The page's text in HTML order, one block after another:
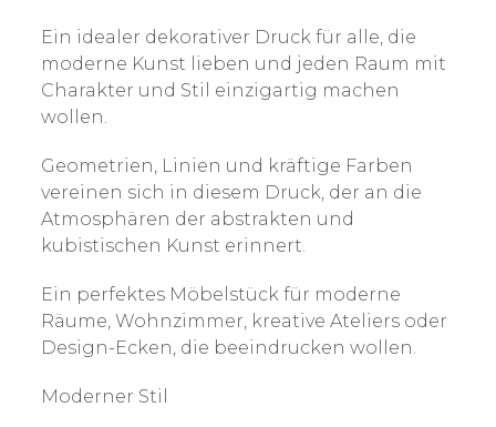
Ein idealer dekorativer Druck für alle, die
moderne Kunst lieben und jeden Raum mit
Charakter und Stil einzigartig machen
wollen.
Geometrien, Linien und kräftige Farben
vereinen sich in diesem Druck, der an die
Atmosphären der abstrakten und
kubistischen Kunst erinnert.
Ein perfektes Möbelstück für moderne
Räume, Wohnzimmer, kreative Ateliers oder
Design-Ecken, die beeindrucken wollen.
Moderner Stil